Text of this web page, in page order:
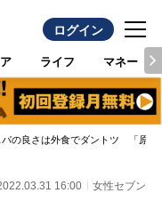
ログイン
ライフ マネー
パの良さは外食でダントツ 「原価
16:00 女性セブン